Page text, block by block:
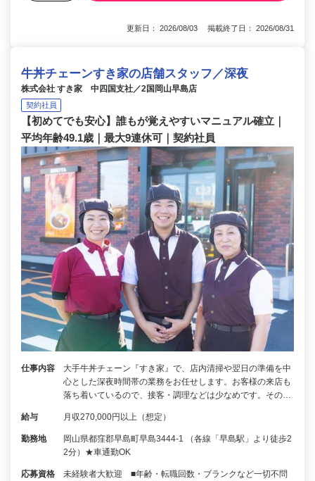
更新日： 2026/08/03 掲載終了日： 2026/08/31
牛丼チェーンすき家の店舗スタッフ／深夜
株式会社 すき家 中四国支社／2国岡山早島店
契約社員
【初めてでも安心】誰もが覚えやすいマニュアル確立｜
平均年齢49.1歳｜最大9連休可｜契約社員
仕事内容
大手牛丼チェーン『すき家』で、店内清掃や翌日の準備を中
心とした深夜時間帯の業務をお任せします。お客様の来店も
落ち着いているので、接客・調理などは少なめです。その…
給与 月収270,000円以上（想定）
勤務地
岡山県都窪郡早島町早島3444-1 （各線「早島駅」より徒歩2
2分）★車通勤OK
応募資格
未経験者大歓迎 ■年齢・転職回数・ブランクなど一切不問